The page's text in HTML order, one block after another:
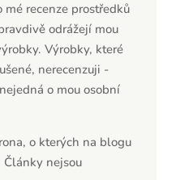
recenze prostředků
odrážejí mou
Výrobky, které
nerecenzuji -
o mou osobní
o kterých na blogu
Články nejsou